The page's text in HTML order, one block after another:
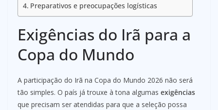
Preparativos e preocupações logísticas
Exigências do Irã para a
Copa do Mundo
A participação do Irã na Copa do Mundo 2026 não será
tão simples. O país já trouxe à tona algumas exigências
que precisam ser atendidas para que a seleção possa